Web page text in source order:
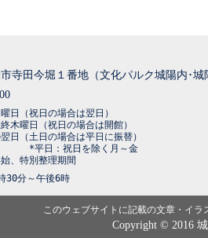
寺田今堀１番地（文化パルク城陽内･
日（祝日の場合は翌日）
木曜日（祝日の場合は開館）
日（土日の場合は平日に振替）
：祝日を除く月～金
、特別整理期間
30分～午後6時
このウェブサイトに記載の文章・イ
Copyright © 2016